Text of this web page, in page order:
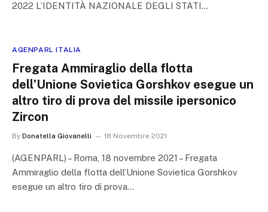
2022 L’IDENTITÀ NAZIONALE DEGLI STATI…
AGENPARL ITALIA
Fregata Ammiraglio della flotta
dell’Unione Sovietica Gorshkov esegue un
altro tiro di prova del missile ipersonico
Zircon
By Donatella Giovanelli 18 Novembre 2021
(AGENPARL) – Roma, 18 novembre 2021 – Fregata
Ammiraglio della flotta dell’Unione Sovietica Gorshkov
esegue un altro tiro di prova…